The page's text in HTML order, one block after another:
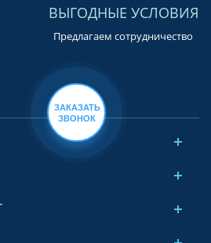
ВЫГОДНЫЕ УСЛОВИЯ
Предлагаем сотрудничество